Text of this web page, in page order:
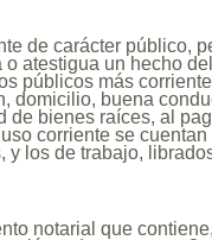
de carácter público,
atestigua un hecho
públicos más
domicilio, buena
de bienes raíces, al
corriente se
y los de trabajo,
notarial que